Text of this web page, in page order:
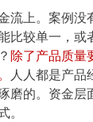
流上。案例没
比较单一，或
除了产品质量
人人都是产品
磨的。资金层